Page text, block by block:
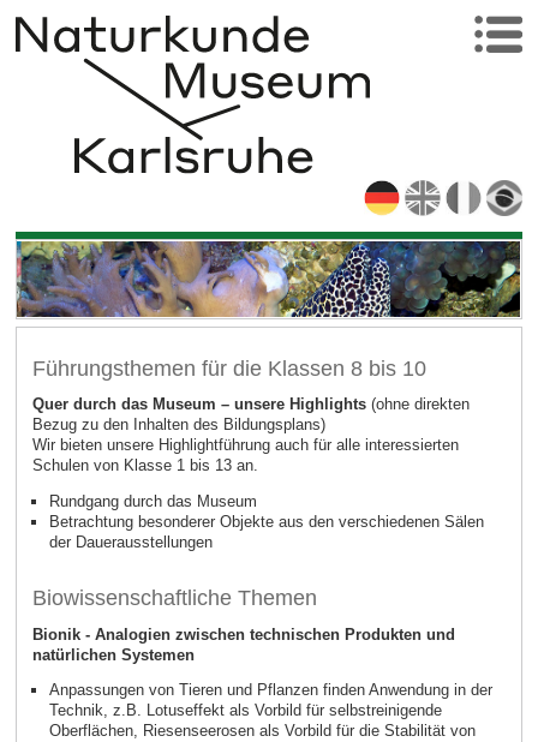
Führungsthemen für die Klassen 8 bis 10
Quer durch das Museum – unsere Highlights (ohne direkten
Bezug zu den Inhalten des Bildungsplans)
Wir bieten unsere Highlightführung auch für alle interessierten
Schulen von Klasse 1 bis 13 an.
Rundgang durch das Museum
Betrachtung besonderer Objekte aus den verschiedenen Sälen
der Dauerausstellungen
Biowissenschaftliche Themen
Bionik - Analogien zwischen technischen Produkten und
natürlichen Systemen
Anpassungen von Tieren und Pflanzen finden Anwendung in der
Technik, z.B. Lotuseffekt als Vorbild für selbstreinigende
Oberflächen, Riesenseerosen als Vorbild für die Stabilität von